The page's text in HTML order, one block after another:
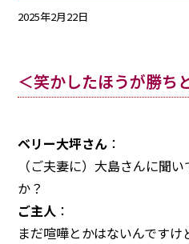
注意事項
交際応援
ARCHIVE
2025年2月22日
＜笑かしたほうが勝ち
ベリー大坪さん ：
（ご夫妻に）大島さんに聞
か？
ご主人 ：
まだ喧嘩とかはないんです